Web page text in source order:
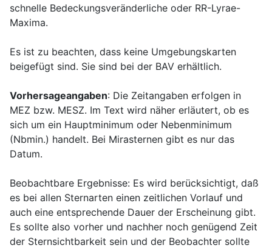
schnelle Bedeckungsveränderliche oder RR-Lyrae-
Maxima.
Es ist zu beachten, dass keine Umgebungskarten
beigefügt sind. Sie sind bei der BAV erhältlich.
Vorhersageangaben: Die Zeitangaben erfolgen in
MEZ bzw. MESZ. Im Text wird näher erläutert, ob es
sich um ein Hauptminimum oder Nebenminimum
(Nbmin.) handelt. Bei Mirasternen gibt es nur das
Datum.
Beobachtbare Ergebnisse: Es wird berücksichtigt, daß
es bei allen Sternarten einen zeitlichen Vorlauf und
auch eine entsprechende Dauer der Erscheinung gibt.
Es sollte also vorher und nachher noch genügend Zeit
der Sternsichtbarkeit sein und der Beobachter sollte